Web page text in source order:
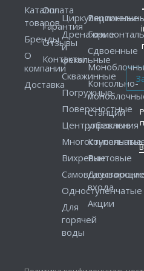
Каталог
товаров
Бренды
О
компании
Доставка
Оплата
Гарантия
Отзывы
Контакты
Циркуляционные
Дренажные
и
фекальные
Скважинные
Погружные
Поверхностные
Центробежные
Вихревые
Одноступенчатые
Для
горячей
воды
Сдвоенные
Консольно-
Станции
управления
Консольные
Винтовые
входа
Акции